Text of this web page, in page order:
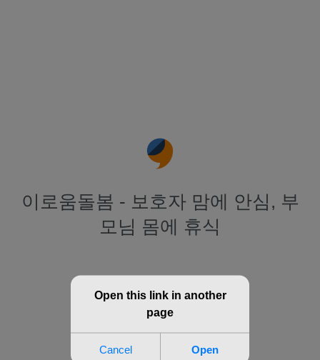
이로움돌봄 - 보호자 맘에 안심, 부
모님 몸에 휴식